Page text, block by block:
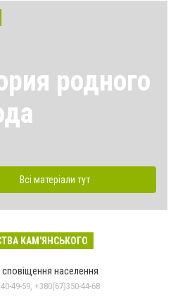
родного
Всі матеріали тут
КАМ'ЯНСЬКОГО
населення
49-59, +380(67)350-44-68